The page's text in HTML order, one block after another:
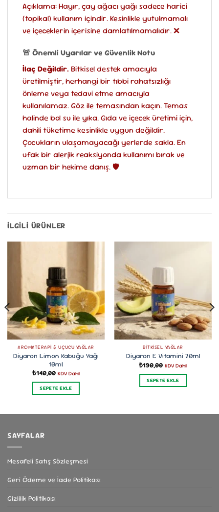
Açıklama: Hayır, çay ağacı yağı sadece harici
(topikal) kullanım içindir. Kesinlikle yutulmamalı
ve içeceklerin içerisine damlatılmamalıdır. ❌
🚨 Önemli Uyarılar ve Güvenlik Notu
İlaç Değildir.Bitkisel destek amacıyla
üretilmiştir, herhangi bir tıbbi rahatsızlığı
önleme veya tedavi etme amacıyla
kullanılamaz. Göz ile temasından kaçın. Temas
halinde bol su ile yıka. Gıda ve içecek üretimi için,
dahili tüketime kesinlikle uygun değildir.
Çocukların ulaşamayacağı yerlerde sakla. En
ufak bir alerjik reaksiyonda kullanımı bırak ve
uzman bir hekime danış. 🛡️
İLGILI ÜRÜNLER
AROMATERAPI & UÇUCU YAĞLAR
Diyaron Limon Kabuğu Yağı
10ml
₺140,00 KDV Dahil
SEPETE EKLE
BITKISEL YAĞLAR
Diyaron E Vitamini 20ml
₺190,00 KDV Dahil
SEPETE EKLE
SAYFALAR
Mesafeli Satış Sözleşmesi
Geri Ödeme ve İade Politikası
Gizlilik Politikası